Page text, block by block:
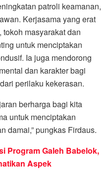
patroli keamanan,
Kerjasama yang erat
masyarakat dan
untuk menciptakan
Ia juga mendorong
dan karakter bagi
perilaku kekerasan.
berharga bagi kita
untuk menciptakan
damai,” pungkas Firdaus.
Program Galeh Babelok,
Aspek